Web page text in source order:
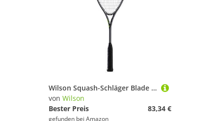
Wilson Squash-Schläger Blade L, Grün/Schwarz, WR042310H0
von Wilson
Bester Preis
83,34 €
gefunden bei Amazon